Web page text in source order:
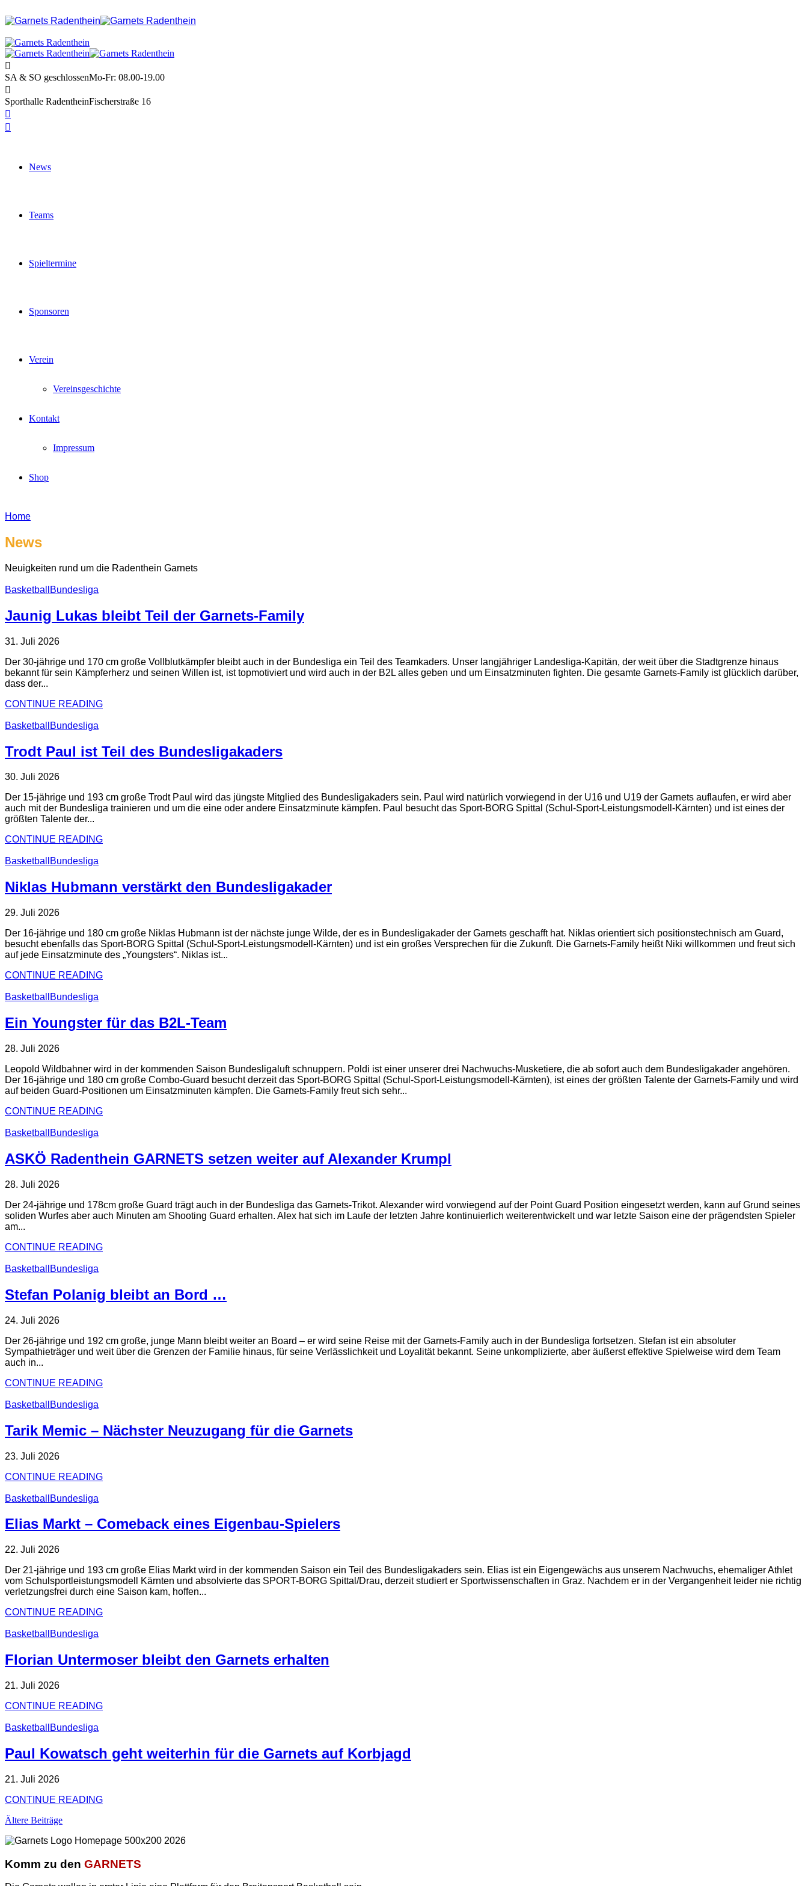
SA & SO geschlossenMo-Fr: 08.00-19.00
Sporthalle RadentheinFischerstraße 16
News
Teams
Spieltermine
Sponsoren
Verein
Vereinsgeschichte
Kontakt
Impressum
Shop
Home
News
Neuigkeiten rund um die Radenthein Garnets
Basketball Bundesliga
Jaunig Lukas bleibt Teil der Garnets-Family
31. Juli 2026
Der 30-jährige und 170 cm große Vollblutkämpfer bleibt auch in der Bundesliga ein Teil des Teamkaders. Unser langjähriger Landesliga-Kapitän, der weit über die Stadtgrenze hinaus
bekannt für sein Kämpferherz und seinen Willen ist, ist topmotiviert und wird auch in der B2L alles geben und um Einsatzminuten fighten. Die gesamte Garnets-Family ist glücklich darüber,
dass der...
CONTINUE READING
Basketball Bundesliga
Trodt Paul ist Teil des Bundesligakaders
30. Juli 2026
Der 15-jährige und 193 cm große Trodt Paul wird das jüngste Mitglied des Bundesligakaders sein. Paul wird natürlich vorwiegend in der U16 und U19 der Garnets auflaufen, er wird aber
auch mit der Bundesliga trainieren und um die eine oder andere Einsatzminute kämpfen. Paul besucht das Sport-BORG Spittal (Schul-Sport-Leistungsmodell-Kärnten) und ist eines der
größten Talente der...
CONTINUE READING
Basketball Bundesliga
Niklas Hubmann verstärkt den Bundesligakader
29. Juli 2026
Der 16-jährige und 180 cm große Niklas Hubmann ist der nächste junge Wilde, der es in Bundesligakader der Garnets geschafft hat. Niklas orientiert sich positionstechnisch am Guard,
besucht ebenfalls das Sport-BORG Spittal (Schul-Sport-Leistungsmodell-Kärnten) und ist ein großes Versprechen für die Zukunft. Die Garnets-Family heißt Niki willkommen und freut sich
auf jede Einsatzminute des „Youngsters“. Niklas ist...
CONTINUE READING
Basketball Bundesliga
Ein Youngster für das B2L-Team
28. Juli 2026
Leopold Wildbahner wird in der kommenden Saison Bundesligaluft schnuppern. Poldi ist einer unserer drei Nachwuchs-Musketiere, die ab sofort auch dem Bundesligakader angehören.
Der 16-jährige und 180 cm große Combo-Guard besucht derzeit das Sport-BORG Spittal (Schul-Sport-Leistungsmodell-Kärnten), ist eines der größten Talente der Garnets-Family und wird
auf beiden Guard-Positionen um Einsatzminuten kämpfen. Die Garnets-Family freut sich sehr...
CONTINUE READING
Basketball Bundesliga
ASKÖ Radenthein GARNETS setzen weiter auf Alexander Krumpl
28. Juli 2026
Der 24-jährige und 178cm große Guard trägt auch in der Bundesliga das Garnets-Trikot. Alexander wird vorwiegend auf der Point Guard Position eingesetzt werden, kann auf Grund seines
soliden Wurfes aber auch Minuten am Shooting Guard erhalten. Alex hat sich im Laufe der letzten Jahre kontinuierlich weiterentwickelt und war letzte Saison eine der prägendsten Spieler
am...
CONTINUE READING
Basketball Bundesliga
Stefan Polanig bleibt an Bord …
24. Juli 2026
Der 26-jährige und 192 cm große, junge Mann bleibt weiter an Board – er wird seine Reise mit der Garnets-Family auch in der Bundesliga fortsetzen. Stefan ist ein absoluter
Sympathieträger und weit über die Grenzen der Familie hinaus, für seine Verlässlichkeit und Loyalität bekannt. Seine unkomplizierte, aber äußerst effektive Spielweise wird dem Team
auch in...
CONTINUE READING
Basketball Bundesliga
Tarik Memic – Nächster Neuzugang für die Garnets
23. Juli 2026
CONTINUE READING
Basketball Bundesliga
Elias Markt – Comeback eines Eigenbau-Spielers
22. Juli 2026
Der 21-jährige und 193 cm große Elias Markt wird in der kommenden Saison ein Teil des Bundesligakaders sein. Elias ist ein Eigengewächs aus unserem Nachwuchs, ehemaliger Athlet
vom Schulsportleistungsmodell Kärnten und absolvierte das SPORT-BORG Spittal/Drau, derzeit studiert er Sportwissenschaften in Graz. Nachdem er in der Vergangenheit leider nie richtig
verletzungsfrei durch eine Saison kam, hoffen...
CONTINUE READING
Basketball Bundesliga
Florian Untermoser bleibt den Garnets erhalten
21. Juli 2026
CONTINUE READING
Basketball Bundesliga
Paul Kowatsch geht weiterhin für die Garnets auf Korbjagd
21. Juli 2026
CONTINUE READING
Ältere Beiträge
Komm zu den GARNETS